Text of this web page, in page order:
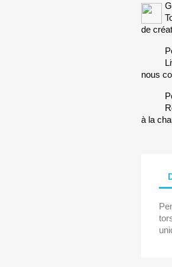
de
nous
à la